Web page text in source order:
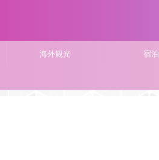
海外観光 宿泊